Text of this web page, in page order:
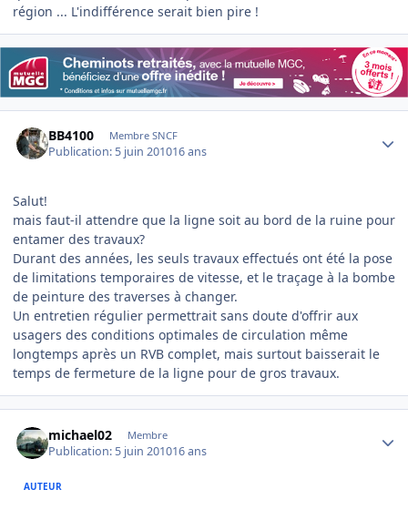
région ... L'indifférence serait bien pire !
BB4100 Membre SNCF
Publication: 5 juin 201016 ans
Salut!
mais faut-il attendre que la ligne soit au bord de la ruine pour
entamer des travaux?
Durant des années, les seuls travaux effectués ont été la pose
de limitations temporaires de vitesse, et le traçage à la bombe
de peinture des traverses à changer.
Un entretien régulier permettrait sans doute d'offrir aux
usagers des conditions optimales de circulation même
longtemps après un RVB complet, mais surtout baisserait le
temps de fermeture de la ligne pour de gros travaux.
michael02 Membre
Publication: 5 juin 201016 ans
AUTEUR